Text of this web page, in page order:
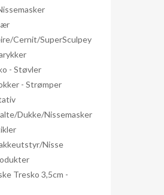
Cernit/SuperSculpey
- Støvler
- Strømper
dukke/nissemasker
nisse
Tresko 3,5cm -